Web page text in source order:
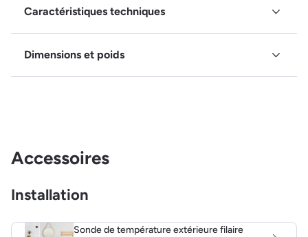
Caractéristiques techniques
Dimensions et poids
Accessoires
Installation
Sonde de température extérieure filaire